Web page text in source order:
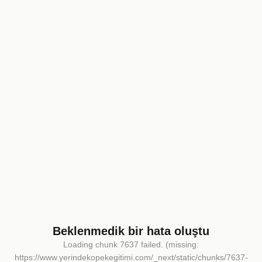
Beklenmedik bir hata oluştu
Loading chunk 7637 failed. (missing:
https://www.yerindekopekegitimi.com/_next/static/chunks/7637-